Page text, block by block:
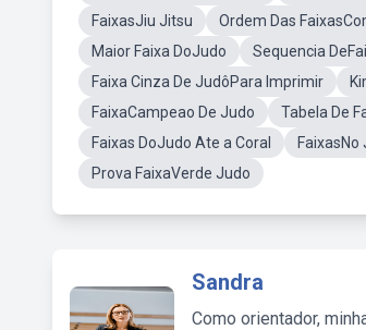
FaixasJiu Jitsu
Ordem Das
Maior Faixa DoJudo
Sequencia
Faixa Cinza De JudôPara Imprimir
FaixaCampeao De Judo
Tabela De
Faixas DoJudo Ate a Coral
FaixasNo
Prova FaixaVerde Judo
Sandra
Como orientador,